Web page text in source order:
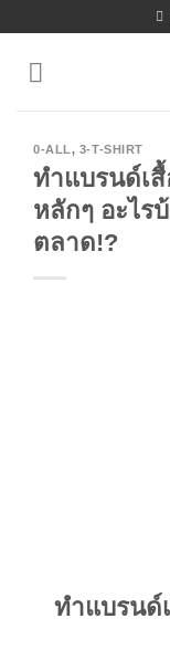
content
0-ALL, 3-T-SHIRT
ทำแบรนด์เ
หลักๆ อะไร
ตลาด!?
ทำแบรนด์